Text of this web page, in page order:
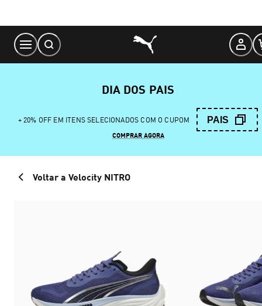
Content
DIA DOS PAIS
+ 20% OFF EM ITENS SELECIONADOS COM O CUPOM PAIS
COMPRAR AGORA
Voltar a Velocity NITRO